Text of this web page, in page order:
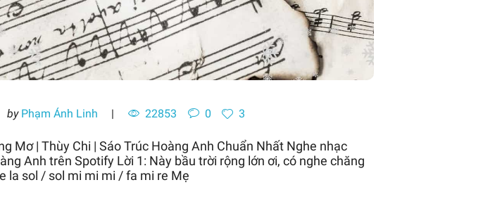
by Phạm Ánh Linh 22853 0 3
Mơ | Thùy Chi | Sáo Trúc Hoàng Anh Chuẩn Nhất Nghe nhạc
Anh trên Spotify Lời 1: Này bầu trời rộng lớn ơi, có nghe chăng
la sol / sol mi mi mi / fa mi re Mẹ